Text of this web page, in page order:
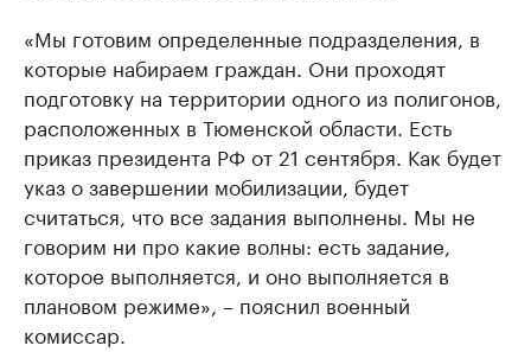
«Мы готовим определенные подразделения, в
которые набираем граждан. Они проходят
подготовку на территории одного из полигонов,
расположенных в Тюменской области. Есть
приказ президента РФ от 21 сентября. Как будет
указ о завершении мобилизации, будет
считаться, что все задания выполнены. Мы не
говорим ни про какие волны: есть задание,
которое выполняется, и оно выполняется в
плановом режиме», – пояснил военный
комиссар.